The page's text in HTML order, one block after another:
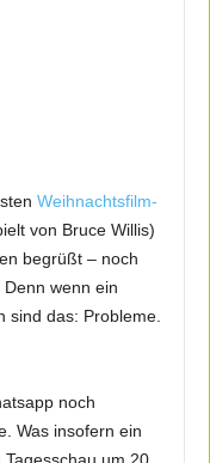
Weihnachtsfilm-
von Bruce Willis)
begrüßt – noch
wenn ein
das: Probleme.
noch
Was insofern ein